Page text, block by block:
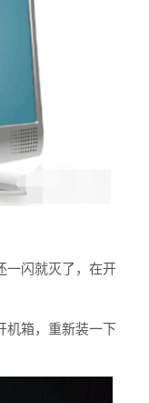
一闪就灭了，在开
机箱，重新装一下